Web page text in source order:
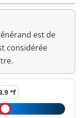
>=6,5 et <=9
est de
considérée
°f